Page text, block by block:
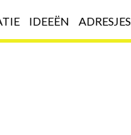
IDEEËN ADRESJES